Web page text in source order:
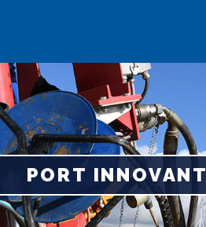
PORT INNOVANT